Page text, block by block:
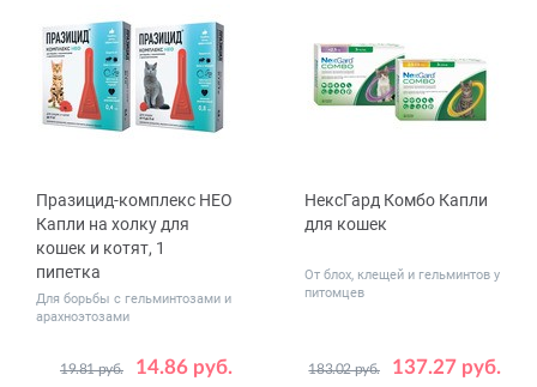
Празицид-комплекс НЕО
Капли на холку для
кошек и котят, 1
пипетка
Для борьбы с гельминтозами и
арахноэтозами
14.86 руб.
19.81 руб.
Вес до 4
НексГард Комбо Капли
для кошек
От блох, клещей и гельминтов у
питомцев
137.27 руб.
183.02 руб.
Дозировка, 0.3 0.9